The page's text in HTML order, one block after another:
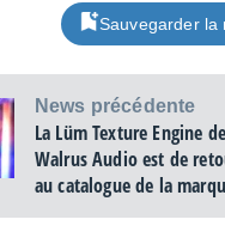
Sauvegarder la
News précédente
La Lüm Texture Engine de
Walrus Audio est de
au catalogue de la